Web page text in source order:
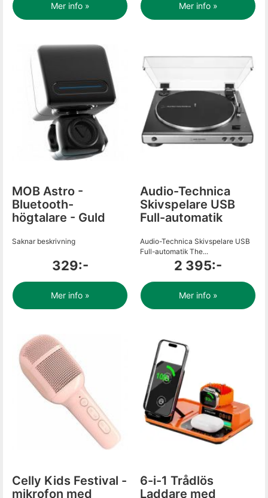
Mer info » Mer info »
MOB Astro -
Bluetooth-
högtalare - Guld
Saknar beskrivning
329:-
Mer info »
Audio-Technica
Skivspelare USB
Full-automatik
Audio-Technica Skivspelare USB
Full-automatik The...
2 395:-
Mer info »
Celly Kids Festival -
mikrofon med
6-i-1 Trådlös
Laddare med